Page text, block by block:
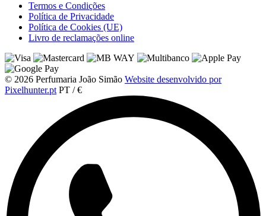
Termos e Condições
Política de Privacidade
Política de Cookies (UE)
Livro de reclamações online
© 2026 Perfumaria João Simão Website desenvolvido por
Pixelhunter.pt PT / €